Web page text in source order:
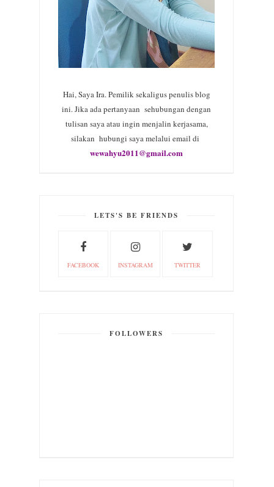
Hai, Saya Ira. Pemilik sekaligus penulis blog
ini. Jika ada pertanyaan sehubungan dengan
tulisan saya atau ingin menjalin kerjasama,
silakan hubungi saya melalui email di
wewahyu2011@gmail.com
LETS'S BE FRIENDS
FACEBOOK INSTAGRAM TWITTER
FOLLOWERS